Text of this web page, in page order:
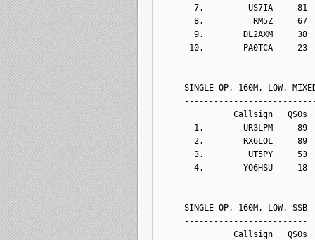
7.         US7IA     81
8.          RM5Z     67
9.        DL2AXM     38
10.        PA0TCA     23
SINGLE-OP, 160M, LOW,
Callsign   QSOs  Points
1.        UR3LPM     89
2.        RX6LOL     89
3.         UT5PY     53
4.        YO6HSU     18
SINGLE-OP, 160M, LOW, SSB
-------------------------
Callsign   QSOs  Points